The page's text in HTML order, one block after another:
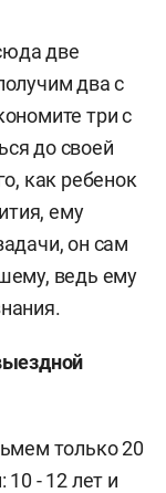
две
два с
три с
до своей
как ребенок
ему
он сам
ведь ему
только 20
10 - 12 лет и